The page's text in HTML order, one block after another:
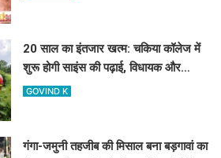
20 साल का इंतजार खत्म: चकिया कॉलेज में
शुरू होगी साइंस की पढ़ाई, विधायक और
जिलाध्यक्ष ने किया शिलान्यास स्थल का दौरा
GOVIND K
गंगा-जमुनी तहजीब की मिसाल बना बड़गावां का